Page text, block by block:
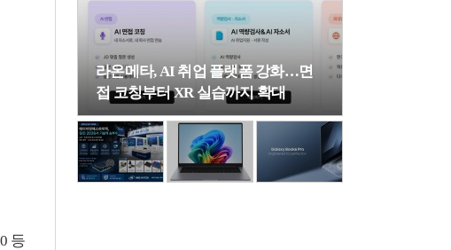
등
라온메타, AI 취업 플랫폼 강화…면
접 코칭부터 XR 실습까지 확대